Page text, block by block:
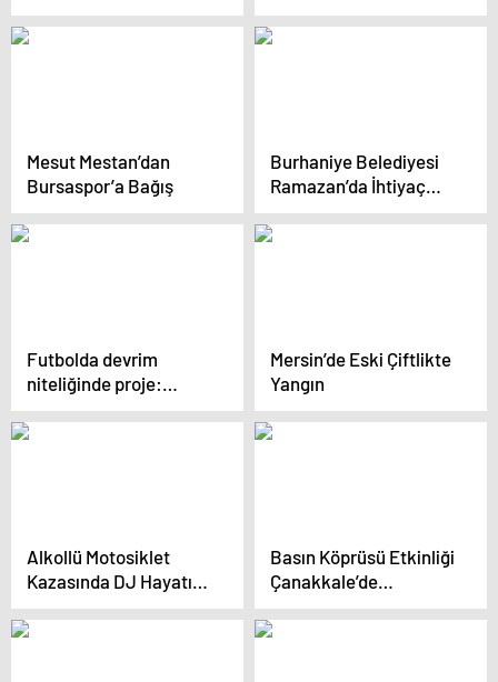
Mesut Mestan’dan
Bursaspor’a Bağış
Burhaniye Belediyesi
Ramazan’da İhtiyaç
Sahiplerine Yardım Eli
Uzatıyor
Futbolda devrim
niteliğinde proje:
Hayata geçirilirse
statta maç izlemek
Mersin’de Eski Çiftlikte
Yangın
Alkollü Motosiklet
Kazasında DJ Hayatını
Kaybetti
Basın Köprüsü Etkinliği
Çanakkale’de
Gerçekleşti